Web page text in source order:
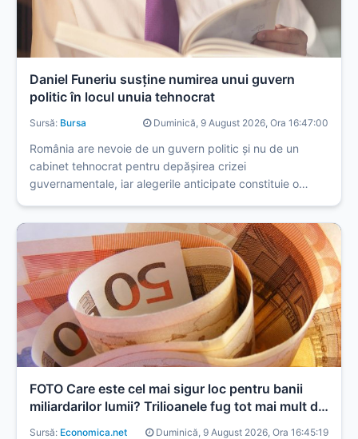
Daniel Funeriu susţine numirea unui guvern
politic în locul unuia tehnocrat
Sursă: Bursa Duminică, 9 August 2026, Ora 16:47:00
România are nevoie de un guvern politic și nu de un
cabinet tehnocrat pentru depășirea crizei
guvernamentale, iar alegerile anticipate constituie o
FOTO Care este cel mai sigur loc pentru banii
miliardarilor lumii? Trilioanele fug tot mai mult de
Statele Unite. Țara în care se duc cei mai mulți
Sursă: Economica.net Duminică, 9 August 2026, Ora 16:45:19